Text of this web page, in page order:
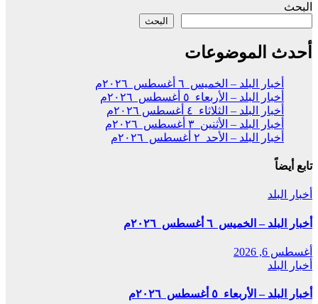
البحث
البحث
أحدث الموضوعات
أخبار البلد – الخميس ٦ أغسطس ٢٠٢٦م
أخبار البلد – الأربعاء ٥ أغسطس ٢٠٢٦م
أخبار البلد – الثلاثاء ٤ أغسطس ٢٠٢٦م
أخبار البلد – الأثنين ٣ أغسطس ٢٠٢٦م
أخبار البلد – الأحد ٢ أغسطس ٢٠٢٦م
تابع أيضاً
أخبار البلد
أخبار البلد – الخميس ٦ أغسطس ٢٠٢٦م
أغسطس 6, 2026
أخبار البلد
أخبار البلد – الأربعاء ٥ أغسطس ٢٠٢٦م